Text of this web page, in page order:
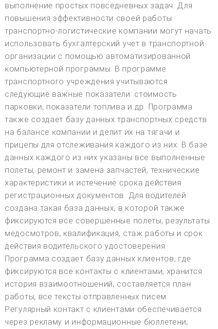
выполнение простых повседневных задач. Для
повышения эффективности своей работы
транспортно-логистические компании могут начать
использовать бухгалтерский учет в транспортной
организации с помощью автоматизированной
компьютерной программы. В программе
транспортного учреждения учитываются
следующие важные показатели: стоимость
парковки, показатели топлива и др. Программа
также создает базу данных транспортных средств
на балансе компании и делит их на тягачи и
прицепы для отслеживания каждого из них. В базе
данных каждого из них указаны все выполненные
полеты, ремонт и замена запчастей, технические
характеристики и истечение срока действия
регистрационных документов. Для водителей
создана такая база данных, в которой также
фиксируются все совершенные полеты, результаты
медосмотров, квалификация, стаж работы и срок
действия водительского удостоверения.
Программа создает базу данных клиентов, где
фиксируются все контакты с клиентами, хранится
история взаимоотношений, составляется план
работы, все тексты отправленных писем.
Регулярный контакт с клиентами обеспечивается
через рекламу и информационные бюллетени,